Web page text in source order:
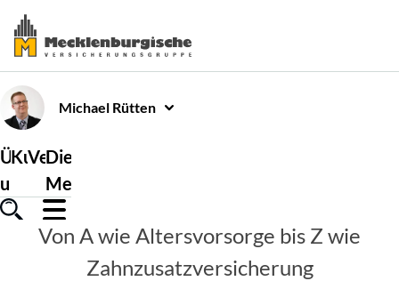
Michael Rütten
Über
uns
Kundenservice
Versicherungen
Die
Mecklenburgische
Von A wie Altersvorsorge bis Z wie
Zahnzusatzversicherung